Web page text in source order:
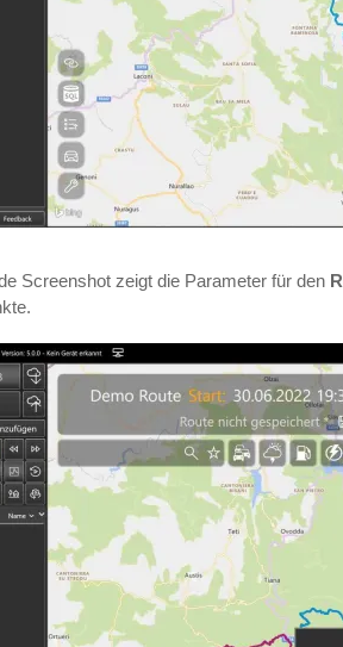
Screenshot zeigt die Parameter für den